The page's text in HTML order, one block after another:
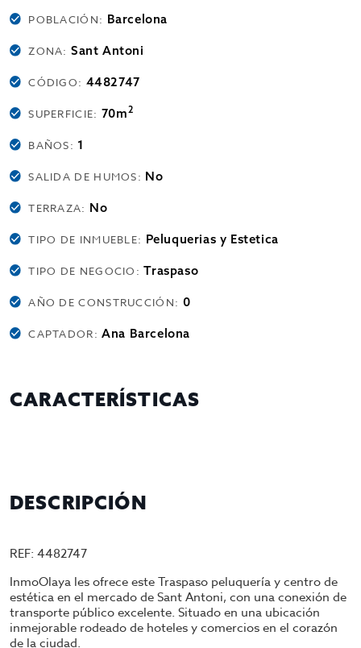
POBLACIÓN: Barcelona
ZONA:Sant Antoni
CÓDIGO: 4482747
SUPERFICIE: 70m2
BAÑOS: 1
SALIDA DE HUMOS: No
TERRAZA: No
TIPO DE INMUEBLE: Peluquerias y Estetica
TIPO DE NEGOCIO:Traspaso
AÑO DE CONSTRUCCIÓN: 0
CAPTADOR:Ana Barcelona
CARACTERÍSTICAS
DESCRIPCIÓN
REF: 4482747
InmoOlaya les ofrece este Traspaso peluquería y centro de
estética en el mercado de Sant Antoni, con una conexión de
transporte público excelente. Situado en una ubicación
inmejorable rodeado de hoteles y comercios en el corazón
de la ciudad.